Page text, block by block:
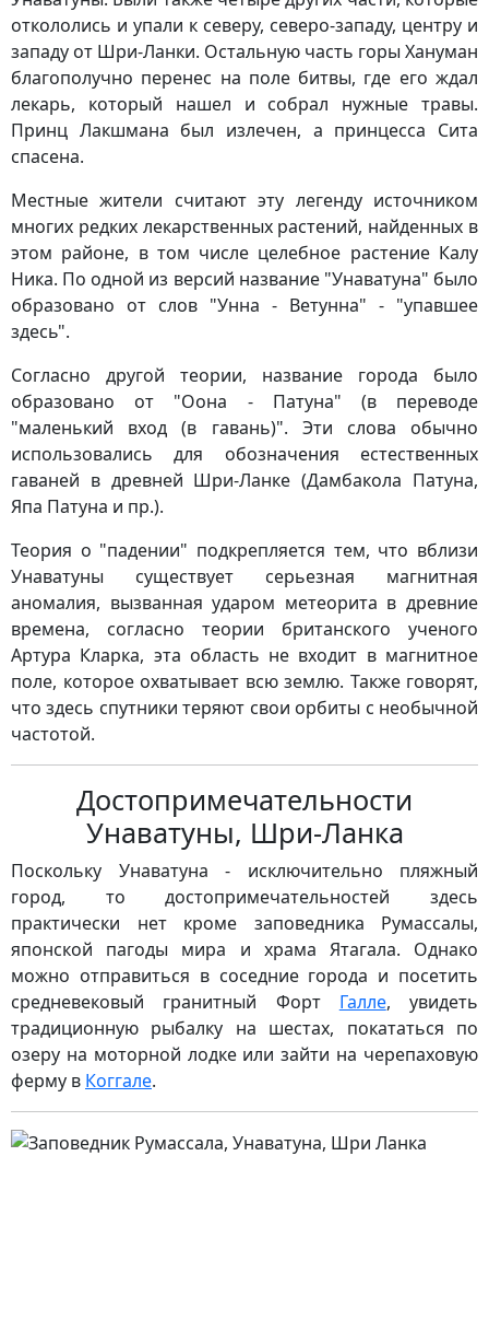
откололись и упали к северу, северо-западу, центру и
западу от Шри-Ланки. Остальную часть горы Хануман
благополучно перенес на поле битвы, где его ждал
лекарь, который нашел и собрал нужные травы.
Принц Лакшмана был излечен, а принцесса Сита
спасена.
Местные жители считают эту легенду источником
многих редких лекарственных растений, найденных в
этом районе, в том числе целебное растение Калу
Ника. По одной из версий название "Унаватуна" было
образовано от слов "Унна - Ветунна" - "упавшее
здесь".
Согласно другой теории, название города было
образовано от "Оона - Патуна" (в переводе
"маленький вход (в гавань)". Эти слова обычно
использовались для обозначения естественных
гаваней в древней Шри-Ланке (Дамбакола Патуна,
Япа Патуна и пр.).
Теория о "падении" подкрепляется тем, что вблизи
Унаватуны существует серьезная магнитная
аномалия, вызванная ударом метеорита в древние
времена, согласно теории британского ученого
Артура Кларка, эта область не входит в магнитное
поле, которое охватывает всю землю. Также говорят,
что здесь спутники теряют свои орбиты с необычной
частотой.
Достопримечательности
Унаватуны, Шри-Ланка
Поскольку Унаватуна - исключительно пляжный
город, то достопримечательностей здесь
практически нет кроме заповедника Румассалы,
японской пагоды мира и храма Ятагала. Однако
можно отправиться в соседние города и посетить
средневековый гранитный Форт Галле, увидеть
традиционную рыбалку на шестах, покататься по
озеру на моторной лодке или зайти на черепаховую
ферму в Коггале.